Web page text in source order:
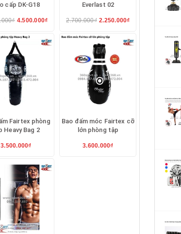
cấp DK-G18
4.500.000₫
Everlast 02
2.700.000₫ 2.250.000₫
Fairtex phòng
Heavy Bag 2
3.500.000₫
Bao đấm móc Fairtex cỡ
lớn phòng tập
3.600.000₫